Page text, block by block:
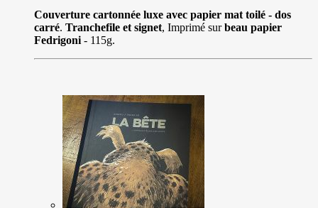
Couverture cartonnée luxe avec papier mat toilé - dos
carré. Tranchefile et signet, Imprimé surbeau papier
Fedrigoni - 115g.